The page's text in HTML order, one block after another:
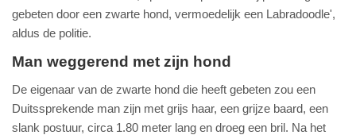
gebeten door een zwarte hond, vermoedelijk een Labradoodle',
aldus de politie.
Man weggerend met zijn hond
De eigenaar van de zwarte hond die heeft gebeten zou een
Duitssprekende man zijn met grijs haar, een grijze baard, een
slank postuur, circa 1.80 meter lang en droeg een bril. Na het